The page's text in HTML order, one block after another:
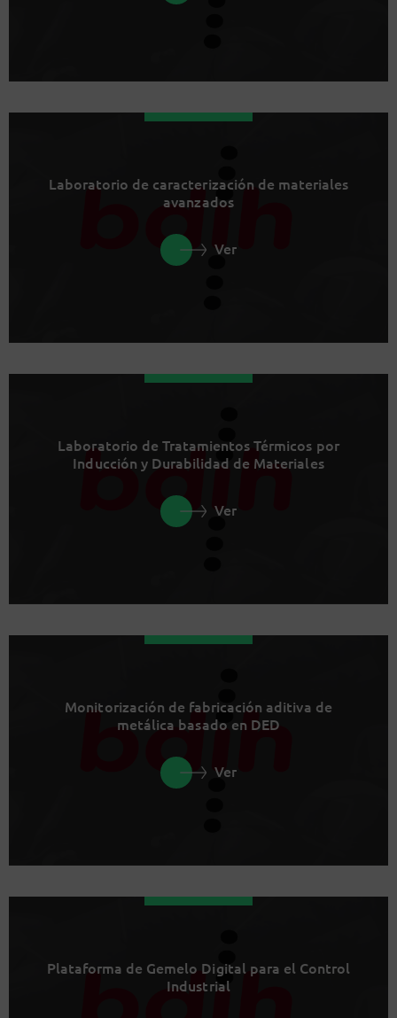
Laboratorio de caracterización de materiales
avanzados
Ver
Laboratorio de Tratamientos Térmicos por
Inducción y Durabilidad de Materiales
Ver
Monitorización de fabricación aditiva de
metálica basado en DED
Ver
Plataforma de Gemelo Digital para el Control
Industrial